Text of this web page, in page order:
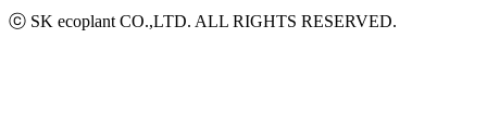
ⓒ SK ecoplant CO.,LTD. ALL RIGHTS RESERVED.